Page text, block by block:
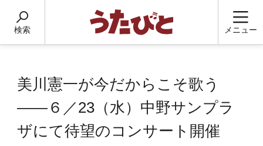
検索 メニュー
美川憲一が今だからこそ歌う
――６／23（水）中野サンプラ
ザにて待望のコンサート開催